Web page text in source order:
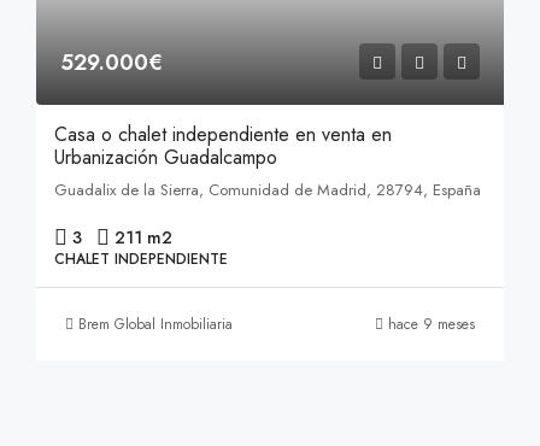
529.000€
Casa o chalet independiente en venta en
Urbanización Guadalcampo
Guadalix de la Sierra, Comunidad de Madrid, 28794, España
3 211 m2
CHALET INDEPENDIENTE
Brem Global Inmobiliaria hace 9 meses